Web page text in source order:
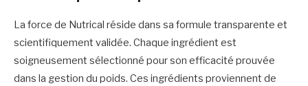
La force de Nutrical réside dans sa formule transparente et
scientifiquement validée. Chaque ingrédient est
soigneusement sélectionné pour son efficacité prouvée
dans la gestion du poids. Ces ingrédients proviennent de